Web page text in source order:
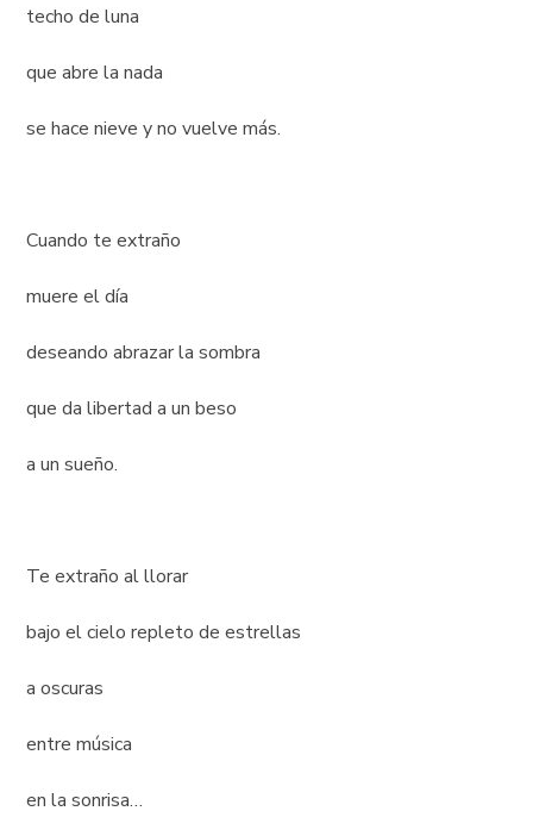
techo de luna
que abre la nada
se hace nieve y no vuelve más.
Cuando te extraño
muere el día
deseando abrazar la sombra
que da libertad a un beso
a un sueño.
Te extraño al llorar
bajo el cielo repleto de estrellas
a oscuras
entre música
en la sonrisa…